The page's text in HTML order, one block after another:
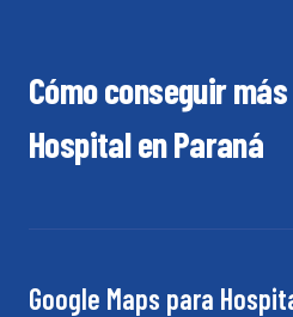
Cómo conseguir
HospitalenParaná
Google Maps para